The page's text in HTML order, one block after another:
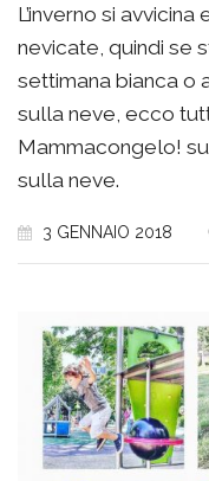
L’inverno si
nevicate, quindi se
settimana bianca o
sulla neve, ecco
Mammacongelo!
sulla neve.
3 GENNAIO 2018